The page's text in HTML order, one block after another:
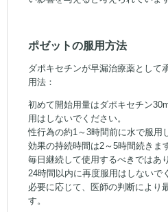
ポゼットの服用方法
ダポキセチンが早漏治療薬として
用法：
初めて開始用量はダポキセチン
用はしないでください。
性行為の約1～3時間前に水で服用
効果の持続時間は2～5時間続きます
毎日継続して使用するべきではあ
24時間以内に再度服用はしないで
必要に応じて、医師の判断により
す。